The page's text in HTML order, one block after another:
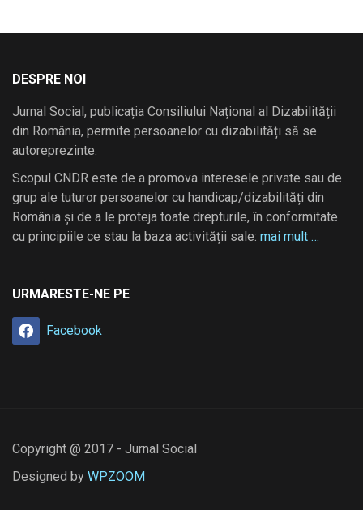
DESPRE NOI
Jurnal Social, publicația Consiliului Național al Dizabilității
din România, permite persoanelor cu dizabilități să se
autoreprezinte.
Scopul CNDR este de a promova interesele private sau de
grup ale tuturor persoanelor cu handicap/dizabilități din
România și de a le proteja toate drepturile, în conformitate
cu principiile ce stau la baza activității sale: mai mult …
URMARESTE-NE PE
Facebook
Copyright @ 2017 - Jurnal Social
Designed by WPZOOM